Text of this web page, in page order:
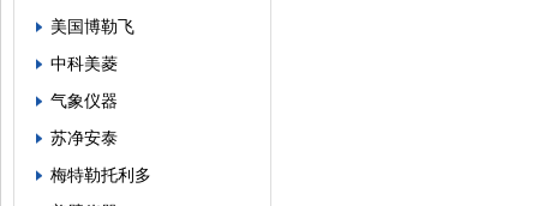
美国博勒飞
中科美菱
气象仪器
苏净安泰
梅特勒托利多